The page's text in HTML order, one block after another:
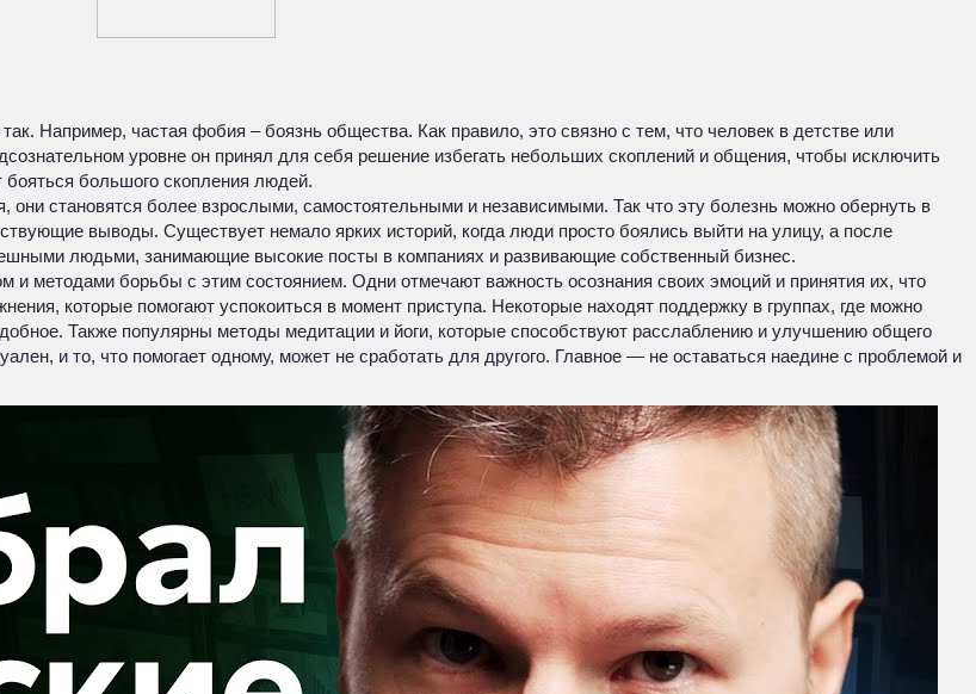
Например, частая фобия – боязнь общества. Как правило, это связно с тем, что человек в детстве или
уровне он принял для себя решение избегать небольших скоплений и общения, чтобы исключить
бояться большого скопления людей.
становятся более взрослыми, самостоятельными и независимыми. Так что эту болезнь можно обернуть в
выводы. Существует немало ярких историй, когда люди просто боялись выйти на улицу, а после
людьми, занимающие высокие посты в компаниях и развивающие собственный бизнес.
методами борьбы с этим состоянием. Одни отмечают важность осознания своих эмоций и принятия их, что
которые помогают успокоиться в момент приступа. Некоторые находят поддержку в группах, где можно
Также популярны методы медитации и йоги, которые способствуют расслаблению и улучшению общего
и то, что помогает одному, может не сработать для другого. Главное — не оставаться наедине с проблемой и